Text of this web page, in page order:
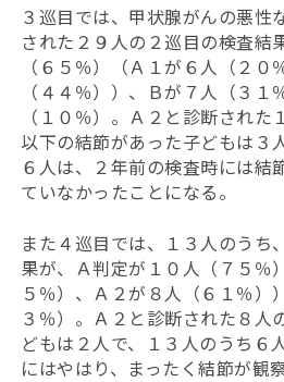
３巡目では、甲状腺がんの悪性
された２９人の２巡目の検査結
（６５％）（Ａ１が６人（２０
（４４％））、Ｂが７人（３１
（１０％）。Ａ２と診断された
以下の結節があった子どもは３
６人は、２年前の検査時には結
ていなかったことになる。
また４巡目では、１３人のうち
果が、Ａ判定が１０人（７５％
５％）、Ａ２が８人（６１％）
３％）。Ａ２と診断された８人
どもは２人で、１３人のうち６
にはやはり、まったく結節が観